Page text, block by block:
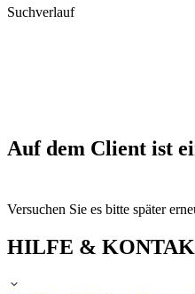
Suchverlauf
Auf dem Client ist
Versuchen Sie es bitte später
HILFE &